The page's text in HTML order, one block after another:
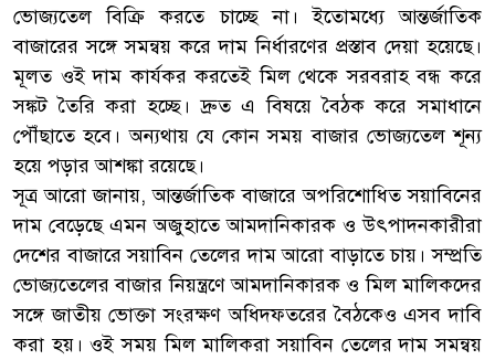
ভোজ্যতেল বিক্রি করতে চাচ্ছে না। ইতোমধ্যে আন্তর্জাতিক
বাজারের সঙ্গে সমন্বয় করে দাম নির্ধারণের প্রস্তাব দেয়া হয়েছে।
মূলত ওই দাম কার্যকর করতেই মিল থেকে সরবরাহ বন্ধ করে
সঙ্কট তৈরি করা হচ্ছে। দ্রুত এ বিষয়ে বৈঠক করে সমাধানে
পৌঁছাতে হবে। অন্যথায় যে কোন সময় বাজার ভোজ্যতেল শূন্য
হয়ে পড়ার আশঙ্কা রয়েছে।
সূত্র আরো জানায়, আন্তর্জাতিক বাজারে অপরিশোধিত সয়াবিনের
দাম বেড়েছে এমন অজুহাতে আমদানিকারক ও উৎপাদনকারীরা
দেশের বাজারে সয়াবিন তেলের দাম আরো বাড়াতে চায়। সম্প্রতি
ভোজ্যতেলের বাজার নিয়ন্ত্রণে আমদানিকারক ও মিল মালিকদের
সঙ্গে জাতীয় ভোক্তা সংরক্ষণ অধিদফতরের বৈঠকেও এসব দাবি
করা হয়। ওই সময় মিল মালিকরা সয়াবিন তেলের দাম সমন্বয়